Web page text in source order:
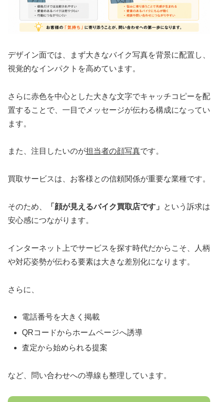
デザイン面では、まず大きなバイク写真を背景に配置し、
視覚的なインパクトを高めています。
さらに赤色を中心とした大きな文字でキャッチコピーを配
置することで、一目でメッセージが伝わる構成になってい
ます。
また、注目したいのが担当者の顔写真です。
買取サービスは、お客様との信頼関係が重要な業種です。
そのため、 「顔が見えるバイク買取店です」
という訴求は
安心感につながります。
インターネット上でサービスを探す時代だからこそ、人柄
や対応姿勢が伝わる要素は大きな差別化になります。
さらに、
電話番号を大きく掲載
QRコードからホームページへ誘導
査定から始められる提案
など、問い合わせへの導線も整理しています。